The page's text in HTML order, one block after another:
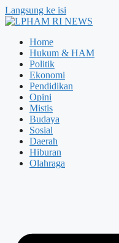
Langsung ke isi
Home
Hukum & HAM
Politik
Ekonomi
Pendidikan
Opini
Mistis
Budaya
Sosial
Daerah
Hiburan
Olahraga